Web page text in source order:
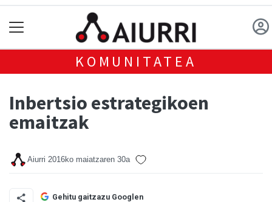
KOMUNITATEA
Inbertsio estrategikoen
emaitzak
Aiurri 2016ko maiatzaren 30a
Gehitu gaitzazu Googlen